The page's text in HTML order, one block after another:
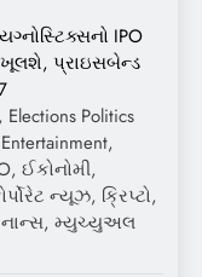
IPO
પ્રાઇસબેન્ડ
Elections Politics
ઈકોનોમી,
ન્યૂઝ, ક્રિપ્ટો,
મ્યુચ્યુઅલ